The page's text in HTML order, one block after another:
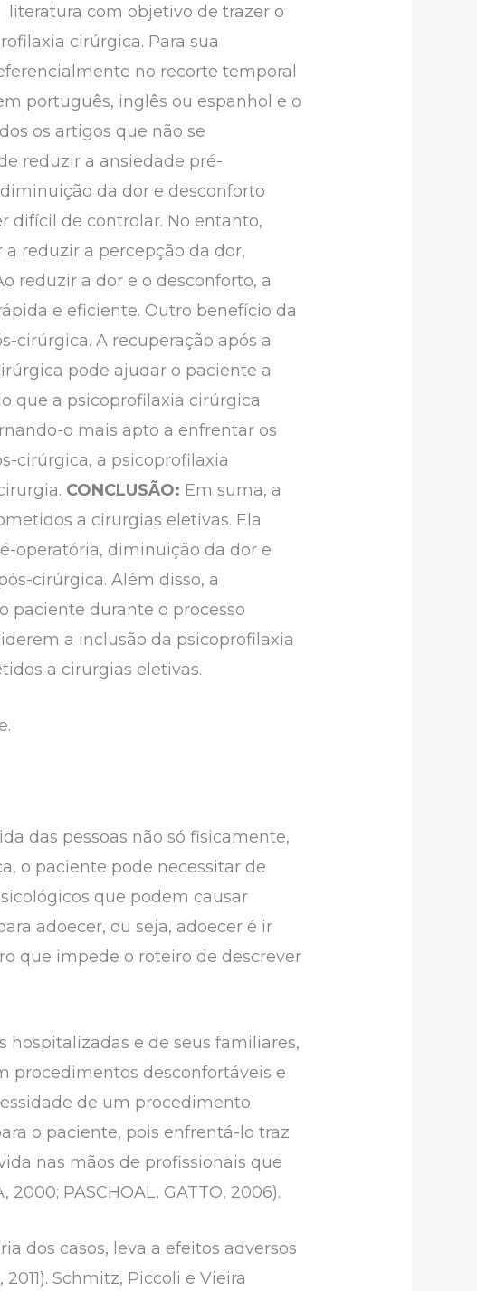
literatura com objetivo de trazer o
cirúrgica. Para sua
no recorte temporal
português, inglês ou espanhol e o
os artigos que não se
reduzir a ansiedade pré-
da dor e desconforto
difícil de controlar. No entanto,
reduzir a percepção da dor,
reduzir a dor e o desconforto, a
e eficiente. Outro benefício da
cirúrgica. A recuperação após a
pode ajudar o paciente a
que a psicoprofilaxia cirúrgica
o mais apto a enfrentar os
cirúrgica, a psicoprofilaxia
CONCLUSÃO: Em suma, a
a cirurgias eletivas. Ela
operatória, diminuição da dor e
cirúrgica. Além disso, a
paciente durante o processo
a inclusão da psicoprofilaxia
a cirurgias eletivas.
das pessoas não só fisicamente,
o paciente pode necessitar de
que podem causar
adoecer, ou seja, adoecer é ir
que impede o roteiro de descrever
e de seus familiares,
procedimentos desconfortáveis ​​e
de um procedimento
o paciente, pois enfrentá-lo traz
nas mãos de profissionais que
PASCHOAL, GATTO, 2006).
dos casos, leva a efeitos adversos
Schmitz, Piccoli e Vieira